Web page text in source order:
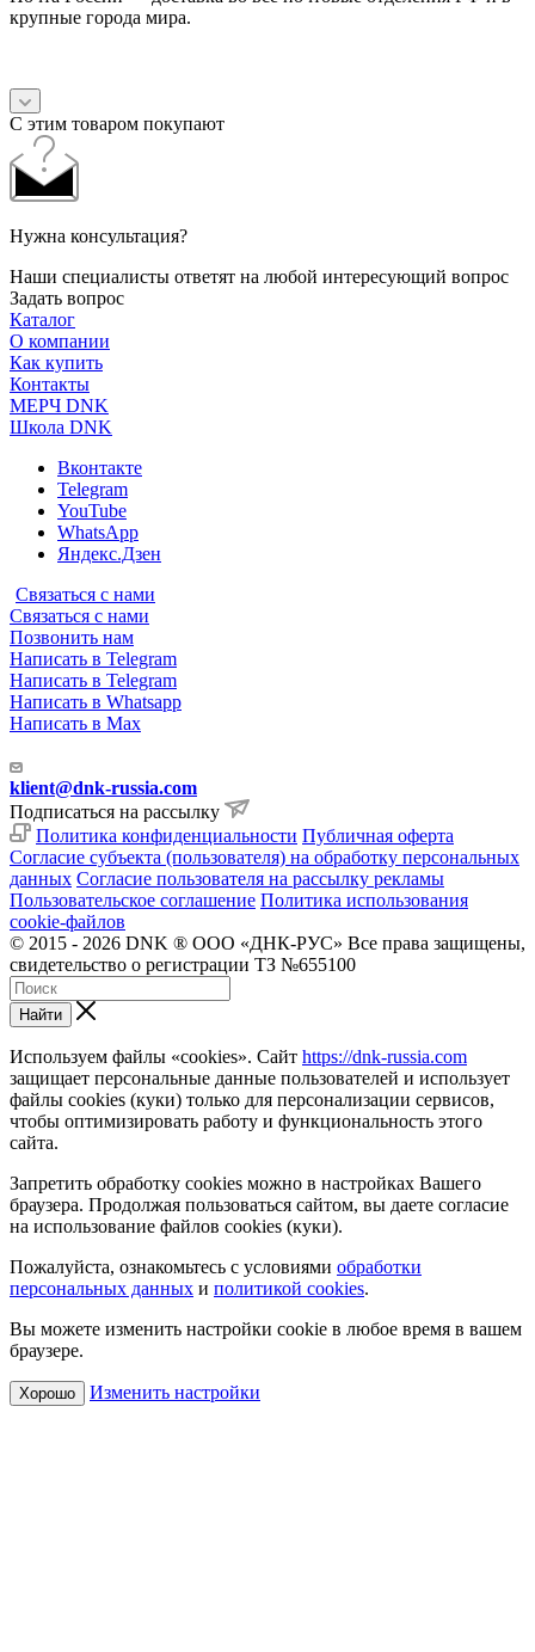
крупные города мира.
С этим товаром покупают
Нужна консультация?
Наши специалисты ответят на любой интересующий вопрос
Задать вопрос
Каталог
О компании
Как купить
Контакты
МЕРЧ DNK
Школа DNK
Вконтакте
Telegram
YouTube
WhatsApp
Яндекс.Дзен
Связаться с нами
Связаться с нами
Позвонить нам
Написать в Telegram
Написать в Telegram
Написать в Whatsapp
Написать в Max
klient@dnk-russia.com
Подписаться на рассылку
Политика конфиденциальности Публичная оферта
Согласие субъекта (пользователя) на обработку персональных
данных Согласие пользователя на рассылку рекламы
Пользовательское соглашение Политика использования
cookie-файлов
© 2015 - 2026 DNK ® ООО «ДНК-РУС» Все права защищены,
свидетельство о регистрации ТЗ №655100
Найти
Используем файлы «cookies». Сайт https://dnk-russia.com
защищает персональные данные пользователей и использует
файлы cookies (куки) только для персонализации сервисов,
чтобы оптимизировать работу и функциональность этого
сайта.
Запретить обработку cookies можно в настройках Вашего
браузера. Продолжая пользоваться сайтом, вы даете согласие
на использование файлов cookies (куки).
Пожалуйста, ознакомьтесь с условиями обработки
персональных данных и политикой cookies.
Вы можете изменить настройки cookie в любое время в вашем
браузере.
Хорошо Изменить настройки